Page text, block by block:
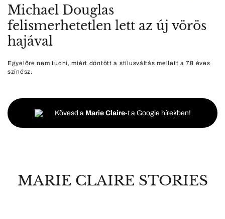
Michael Douglas
felismerhetetlen lett az új vörös
hajával
Egyelőre nem tudni, miért döntött a stílusváltás mellett a 78 éves
színész.
Kövesd a Marie Claire-t a Google hírekben!
MARIE CLAIRE STORIES